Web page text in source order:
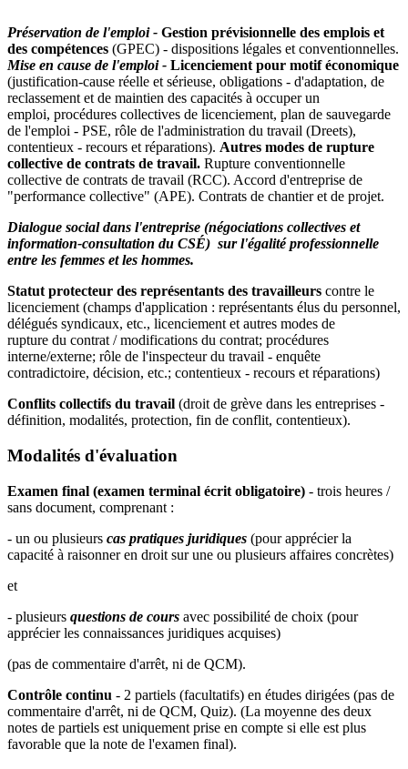
Préservation de l'emploi - Gestion prévisionnelle des emplois et
des compétences (GPEC) - dispositions légales et conventionnelles.
Mise en cause de l'emploi - Licenciement pour motif économique
(justification-cause réelle et sérieuse, obligations - d'adaptation, de
reclassement et de maintien des capacités à occuper un
emploi, procédures collectives de licenciement, plan de sauvegarde
de l'emploi - PSE, rôle de l'administration du travail (Dreets),
contentieux - recours et réparations). Autres modes de rupture
collective de contrats de travail. Rupture conventionnelle
collective de contrats de travail (RCC). Accord d'entreprise de
"performance collective" (APE). Contrats de chantier et de projet.
Dialogue social dans l'entreprise (négociations collectives et
information-consultation du CSÉ) sur l'égalité professionnelle
entre les femmes et les hommes.
Statut protecteur des représentants des travailleurs contre le
licenciement (champs d'application : représentants élus du personnel,
délégués syndicaux, etc., licenciement et autres modes de
rupture du contrat / modifications du contrat; procédures
interne/externe; rôle de l'inspecteur du travail - enquête
contradictoire, décision, etc.; contentieux - recours et réparations)
Conflits collectifs du travail (droit de grève dans les entreprises -
définition, modalités, protection, fin de conflit, contentieux).
Modalités d'évaluation
Examen final (examen terminal écrit obligatoire) - trois heures /
sans document, comprenant :
- un ou plusieurs cas pratiques juridiques (pour apprécier la
capacité à raisonner en droit sur une ou plusieurs affaires concrètes)
et
- plusieurs questions de cours avec possibilité de choix (pour
apprécier les connaissances juridiques acquises)
(pas de commentaire d'arrêt, ni de QCM).
Contrôle continu - 2 partiels (facultatifs) en études dirigées (pas de
commentaire d'arrêt, ni de QCM, Quiz). (La moyenne des deux
notes de partiels est uniquement prise en compte si elle est plus
favorable que la note de l'examen final).